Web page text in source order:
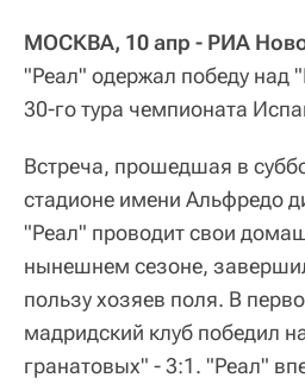
МОСКВА, 10 апр - РИА
"Реал" одержал победу над
30-го тура чемпионата
Встреча, прошедшая в
стадионе имени Альфредо
"Реал" проводит свои
нынешнем сезоне,
пользу хозяев поля. В
мадридский клуб победил
гранатовых" - 3:1. "Реал"